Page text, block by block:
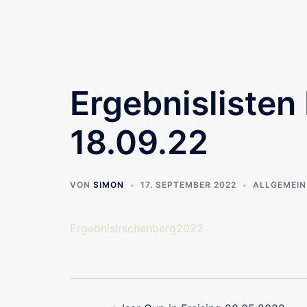
Ergebnislisten
18.09.22
VON SIMON 17. SEPTEMBER 2022 ALLGEMEIN
ErgebnisIrschenberg2022